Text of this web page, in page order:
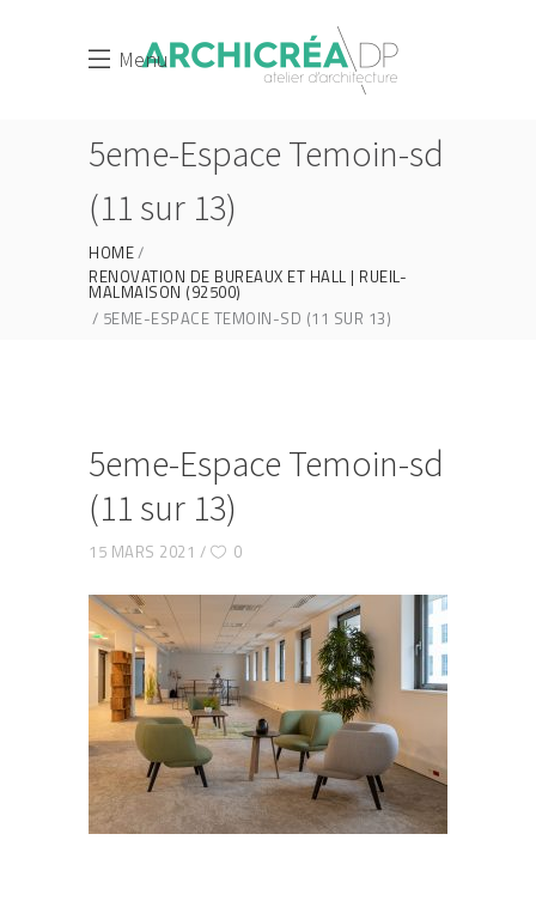
Menu
5eme-Espace Temoin-sd
(11 sur 13)
HOME
RENOVATION DE BUREAUX ET HALL | RUEIL-
MALMAISON (92500)
5EME-ESPACE TEMOIN-SD (11 SUR 13)
5eme-Espace Temoin-sd
(11 sur 13)
15 MARS 2021 0